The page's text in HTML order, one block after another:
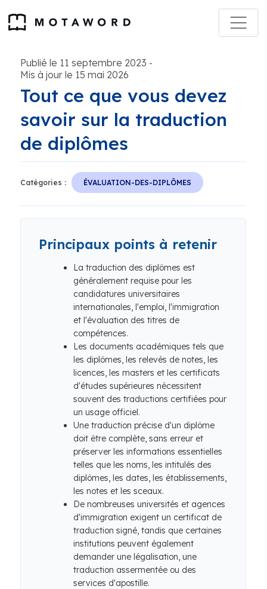
Publié le 11 septembre 2023 -
Mis à jour le 15 mai 2026
Tout ce que vous devez
savoir sur la traduction
de diplômes
Catégories : ÉVALUATION-DES-DIPLÔMES
Principaux points à retenir
La traduction des diplômes est
généralement requise pour les
candidatures universitaires
internationales, l'emploi, l'immigration
et l'évaluation des titres de
compétences.
Les documents académiques tels que
les diplômes, les relevés de notes, les
licences, les masters et les certificats
d'études supérieures nécessitent
souvent des traductions certifiées pour
un usage officiel.
Une traduction précise d'un diplôme
doit être complète, sans erreur et
préserver les informations essentielles
telles que les noms, les intitulés des
diplômes, les dates, les établissements,
les notes et les sceaux.
De nombreuses universités et agences
d'immigration exigent un certificat de
traduction signé, tandis que certaines
institutions peuvent également
demander une légalisation, une
traduction assermentée ou des
services d'apostille.